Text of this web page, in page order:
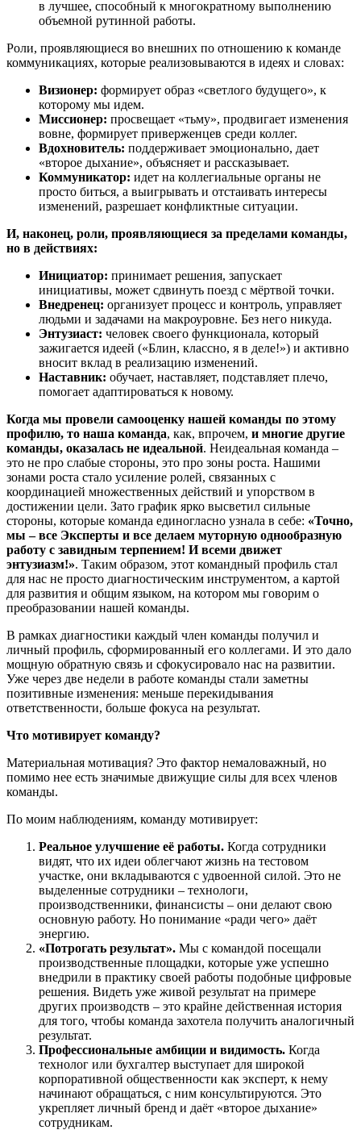
в лучшее, способный к многократному выполнению
объемной рутинной работы.
Роли, проявляющиеся во внешних по отношению к команде
коммуникациях, которые реализовываются в идеях и словах:
Визионер: формирует образ «светлого будущего», к
которому мы идем.
Миссионер: просвещает «тьму», продвигает изменения
вовне, формирует приверженцев среди коллег.
Вдохновитель: поддерживает эмоционально, дает
«второе дыхание», объясняет и рассказывает.
Коммуникатор: идет на коллегиальные органы не
просто биться, а выигрывать и отстаивать интересы
изменений, разрешает конфликтные ситуации.
И, наконец, роли, проявляющиеся за пределами команды,
но в действиях:
Инициатор: принимает решения, запускает
инициативы, может сдвинуть поезд с мёртвой точки.
Внедренец: организует процесс и контроль, управляет
людьми и задачами на макроуровне. Без него никуда.
Энтузиаст: человек своего функционала, который
зажигается идеей («Блин, классно, я в деле!») и активно
вносит вклад в реализацию изменений.
Наставник: обучает, наставляет, подставляет плечо,
помогает адаптироваться к новому.
Когда мы провели самооценку нашей команды по этому
профилю, то наша команда, как, впрочем, и многие другие
команды, оказалась не идеальной. Неидеальная команда –
это не про слабые стороны, это про зоны роста. Нашими
зонами роста стало усиление ролей, связанных с
координацией множественных действий и упорством в
достижении цели. Зато график ярко высветил сильные
стороны, которые команда единогласно узнала в себе: «Точно,
мы – все Эксперты и все делаем муторную однообразную
работу с завидным терпением! И всеми движет
энтузиазм!». Таким образом, этот командный профиль стал
для нас не просто диагностическим инструментом, а картой
для развития и общим языком, на котором мы говорим о
преобразовании нашей команды.
В рамках диагностики каждый член команды получил и
личный профиль, сформированный его коллегами. И это дало
мощную обратную связь и сфокусировало нас на развитии.
Уже через две недели в работе команды стали заметны
позитивные изменения: меньше перекидывания
ответственности, больше фокуса на результат.
Что мотивирует команду?
Материальная мотивация? Это фактор немаловажный, но
помимо нее есть значимые движущие силы для всех членов
команды.
По моим наблюдениям, команду мотивирует:
Реальное улучшение её работы. Когда сотрудники
видят, что их идеи облегчают жизнь на тестовом
участке, они вкладываются с удвоенной силой. Это не
выделенные сотрудники – технологи,
производственники, финансисты – они делают свою
основную работу. Но понимание «ради чего» даёт
энергию.
«Потрогать результат». Мы с командой посещали
производственные площадки, которые уже успешно
внедрили в практику своей работы подобные цифровые
решения. Видеть уже живой результат на примере
других производств – это крайне действенная история
для того, чтобы команда захотела получить аналогичный
результат.
Профессиональные амбиции и видимость. Когда
технолог или бухгалтер выступает для широкой
корпоративной общественности как эксперт, к нему
начинают обращаться, с ним консультируются. Это
укрепляет личный бренд и даёт «второе дыхание»
сотрудникам.